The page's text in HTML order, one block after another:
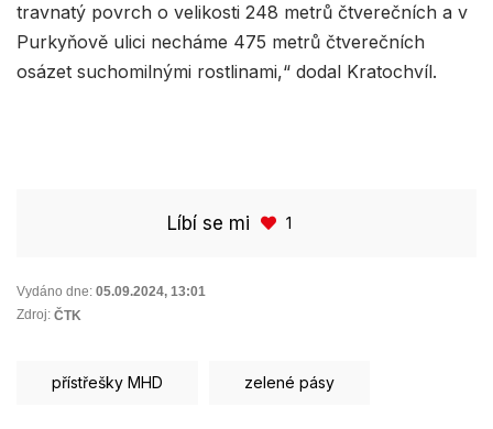
travnatý povrch o velikosti 248 metrů čtverečních a v
Purkyňově ulici necháme 475 metrů čtverečních
osázet suchomilnými rostlinami,“ dodal Kratochvíl.
Líbí se mi 1
Vydáno dne: 05.09.2024, 13:01
Zdroj: ČTK
přístřešky MHD zelené pásy